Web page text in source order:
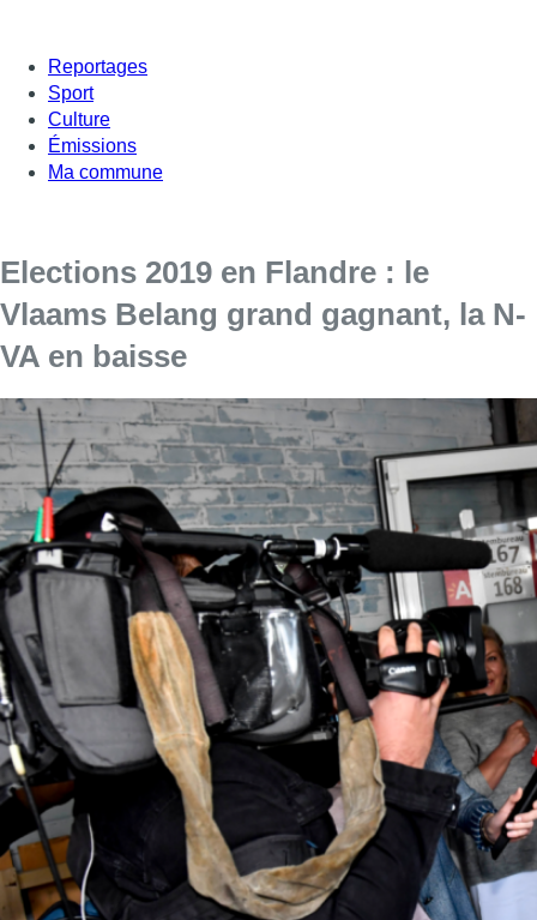
Reportages
Sport
Culture
Émissions
Ma commune
Elections 2019 en Flandre : le
Vlaams Belang grand gagnant, la N-
VA en baisse